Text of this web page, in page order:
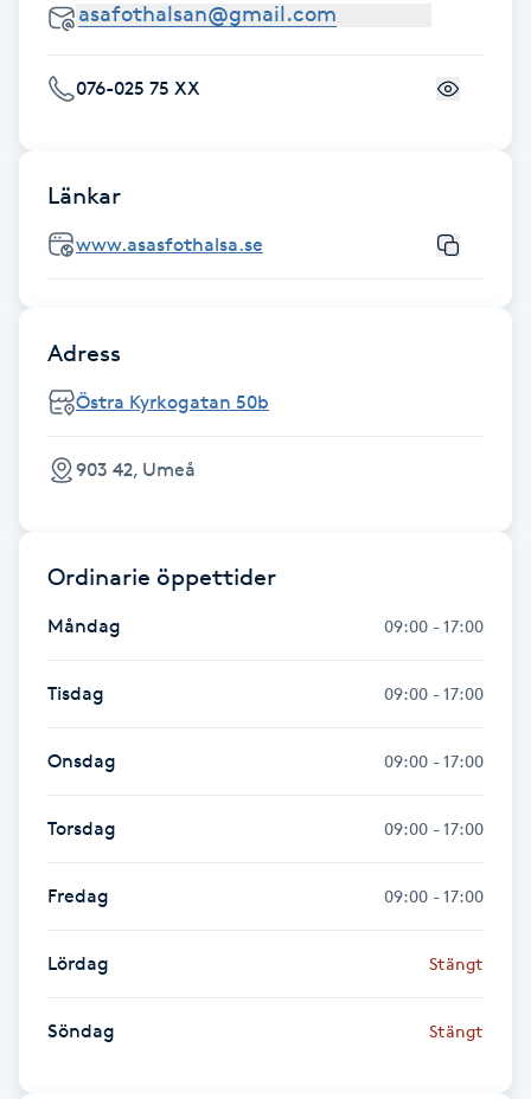
Fotsvamp
Fotvård
Fransar
Fransförlängning
Fransförlängning Megavolym
Fransförlängning Volym
Fransrengöring
Frekvensterapi
Friskvård
Friskvårdsmassage
Frisör
Funktionsanalys
Föning
076-025 75 XX
Länkar
www.asasfothalsa.se
Adress
Östra Kyrkogatan 50b
903 42, Umeå
Ordinarie öppettider
Måndag 09:00 - 17:00
Tisdag 09:00 - 17:00
Onsdag 09:00 - 17:00
Torsdag 09:00 - 17:00
Fredag 09:00 - 17:00
Lördag Stängt
Söndag Stängt